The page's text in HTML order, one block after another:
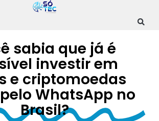
sabia que já é
investir em
e criptomoedas
WhatsApp no
Brasil?